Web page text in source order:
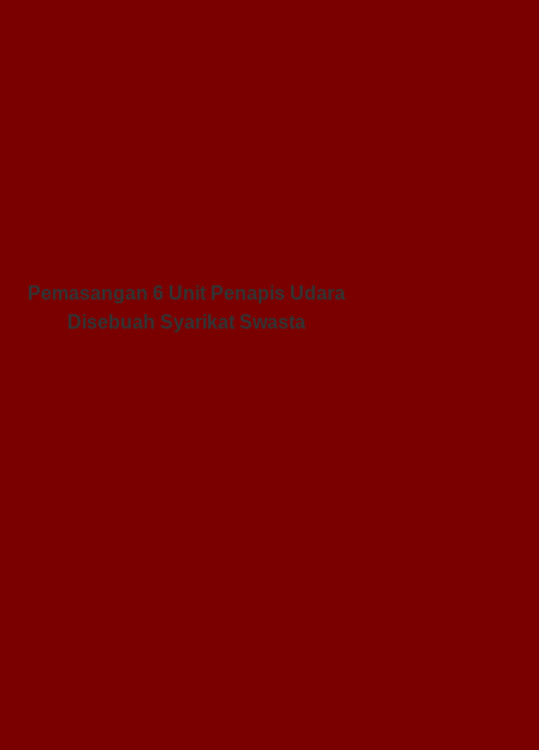
Pemasangan 6 Unit Penapis Udara
Disebuah Syarikat Swasta